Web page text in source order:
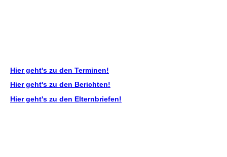
Hier geht's zu den Terminen!
Hier geht's zu den Berichten!
Hier geht's zu den Elternbriefen!